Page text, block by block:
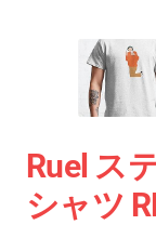
Ruel ス
シャツ